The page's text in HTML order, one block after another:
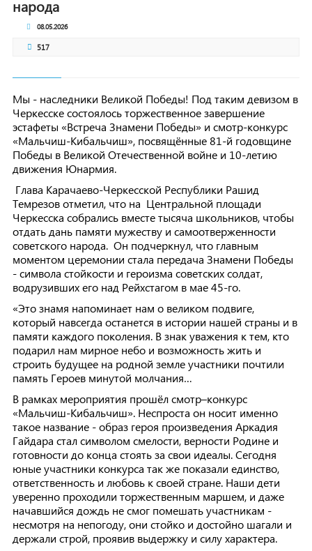
народа
08.05.2026
517
Мы - наследники Великой Победы! Под таким девизом в
Черкесске состоялось торжественное завершение
эстафеты «Встреча Знамени Победы» и смотр-конкурс
«Мальчиш-Кибальчиш», посвящённые 81-й годовщине
Победы в Великой Отечественной войне и 10-летию
движения Юнармия.
Глава Карачаево-Черкесской Республики Рашид
Темрезов отметил, что на Центральной площади
Черкесска собрались вместе тысяча школьников, чтобы
отдать дань памяти мужеству и самоотверженности
советского народа. Он подчеркнул, что главным
моментом церемонии стала передача Знамени Победы
- символа стойкости и героизма советских солдат,
водрузивших его над Рейхстагом в мае 45-го.
«Это знамя напоминает нам о великом подвиге,
который навсегда останется в истории нашей страны и в
памяти каждого поколения. В знак уважения к тем, кто
подарил нам мирное небо и возможность жить и
строить будущее на родной земле участники почтили
память Героев минутой молчания…
В рамках мероприятия прошёл смотр–конкурс
«Мальчиш-Кибальчиш». Неспроста он носит именно
такое название - образ героя произведения Аркадия
Гайдара стал символом смелости, верности Родине и
готовности до конца стоять за свои идеалы. Сегодня
юные участники конкурса так же показали единство,
ответственность и любовь к своей стране. Наши дети
уверенно проходили торжественным маршем, и даже
начавшийся дождь не смог помешать участникам -
несмотря на непогоду, они стойко и достойно шагали и
держали строй, проявив выдержку и силу характера.